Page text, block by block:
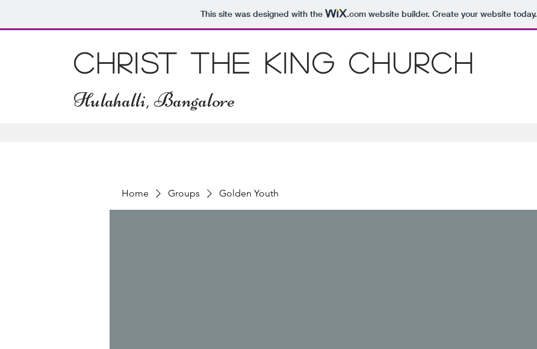
This site was designed with the .comwebsite builder. Create your website today.
Christ The King Church
Hulahalli, Bangalore
Home Groups Golden Youth